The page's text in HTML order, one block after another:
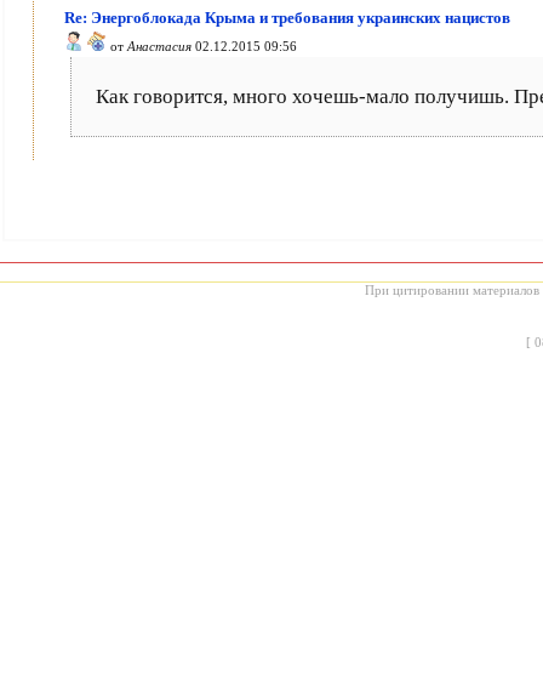
Re: Энергоблокада Крыма и требования украинских нацистов
от Анастасия 02.12.2015 09:56
Как говорится, много хочешь-мало получишь.
При цитировании материалов
[